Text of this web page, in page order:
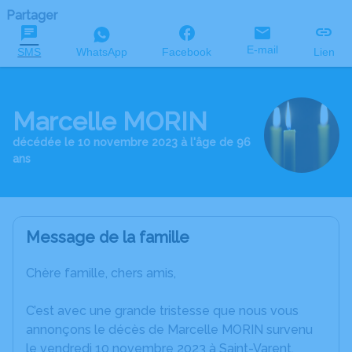
Partager
SMS WhatsApp Facebook E-mail Lien
Marcelle MORIN
décédée le 10 novembre 2023 à l'âge de 96
ans
Message de la famille
Chère famille, chers amis,
C’est avec une grande tristesse que nous vous
annonçons le décès de Marcelle MORIN survenu
le vendredi 10 novembre 2023 à Saint-Varent.